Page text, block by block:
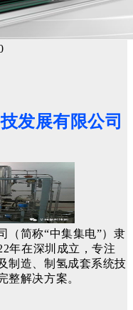
发展有限公司
（简称“中集集电”）隶
年在深圳成立，专注
制造、制氢成套系统技
整解决方案。